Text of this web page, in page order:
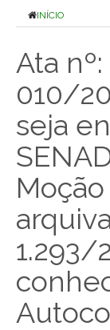
INÍCIO
Ata
010/
seja
1.293/